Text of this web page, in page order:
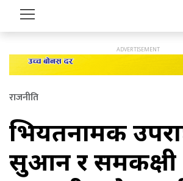
राजनीति
भियतनामकी
सुआन र समकक्षी